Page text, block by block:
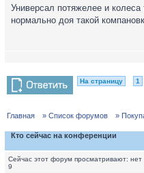
Универсал потяжелее и
нормально доя такой
На страницу 1
Главная » Список форумов »
Кто сейчас на конференции
Сейчас этот форум просматривают: нет
9